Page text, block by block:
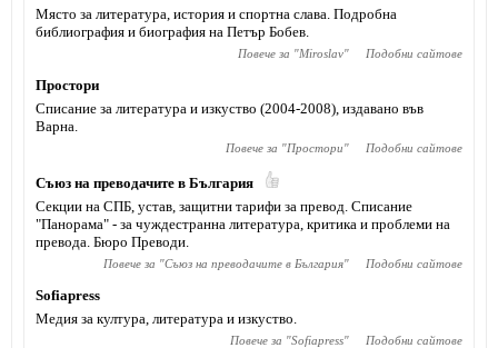
Място за литература, история и спортна слава. Подробна
библиография и биография на Петър Бобев.
Повече за "Miroslav" Подобни сайтове
Простори
Списание за литература и изкуство (2004-2008), издавано във
Варна.
Повече за "Простори" Подобни сайтове
Съюз на преводачите в България
Секции на СПБ, устав, защитни тарифи за превод. Списание
"Панорама" - за чуждестранна литература, критика и проблеми на
превода. Бюро Преводи.
Повече за "Съюз на преводачите в България" Подобни сайтове
Sofiapress
Медия за култура, литература и изкуство.
Повече за "Sofiapress" Подобни сайтове